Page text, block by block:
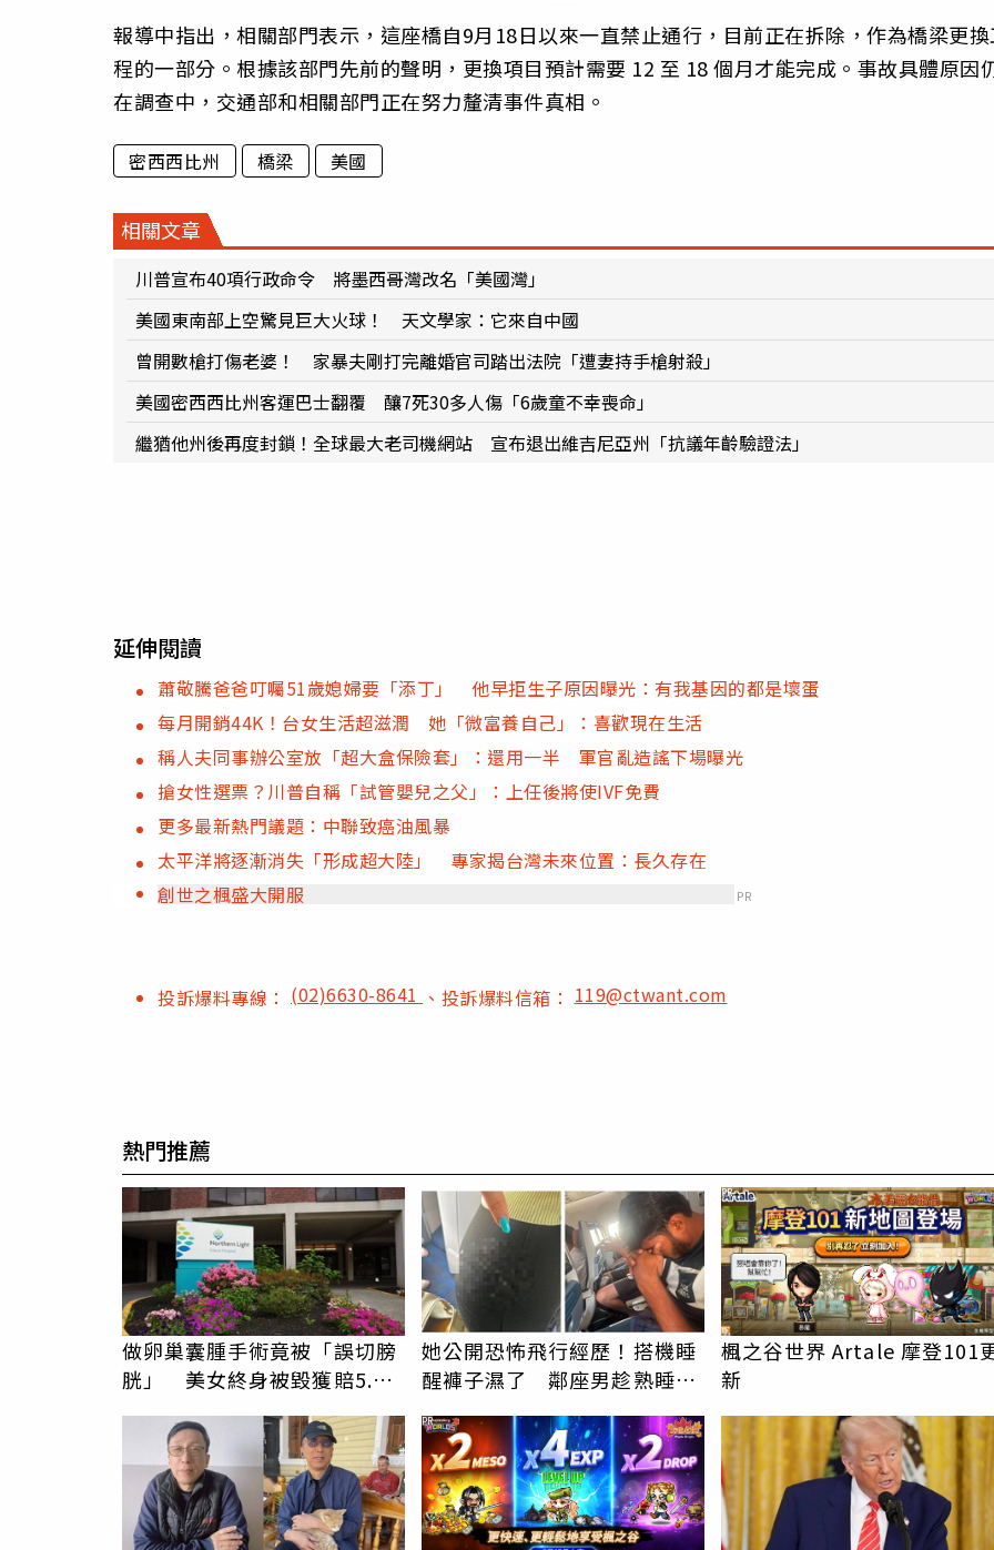
報導中指出，相關部門表示，這座橋自9月18日以來一直禁止通行，目前正在拆除，作為橋梁更
程的一部分。根據該部門先前的聲明，更換項目預計需要 12 至 18 個月才能完成。事故具體原因
在調查中，交通部和相關部門正在努力釐清事件真相。
密西西比州 橋梁 美國
相關文章
川普宣布40項行政命令 將墨西哥灣改名「美國灣」
美國東南部上空驚見巨大火球！ 天文學家：它來自中國
曾開數槍打傷老婆！ 家暴夫剛打完離婚官司踏出法院「遭妻持手槍射殺」
美國密西西比州客運巴士翻覆 釀7死30多人傷「6歲童不幸喪命」
繼猶他州後再度封鎖！全球最大老司機網站 宣布退出維吉尼亞州「抗議年齡驗證法」
延伸閱讀
蕭敬騰爸爸叮囑51歲媳婦要「添丁」 他早拒生子原因曝光：有我基因的都是壞蛋
每月開銷44K！台女生活超滋潤 她「微富養自己」：喜歡現在生活
稱人夫同事辦公室放「超大盒保險套」：還用一半 軍官亂造謠下場曝光
搶女性選票？川普自稱「試管嬰兒之父」：上任後將使IVF免費
更多最新熱門議題：中聯致癌油風暴
太平洋將逐漸消失「形成超大陸」 專家揭台灣未來位置：長久存在
創世之楓盛大開服
PR
投訴爆料專線： (02)6630-8641 、投訴爆料信箱：119@ctwant.com
熱門推薦
做卵巢囊腫手術竟被「誤切膀
胱」 美女終身被毀獲賠5.5
她公開恐怖飛行經歷！搭機睡
醒褲子濕了 鄰座男趁熟睡猥
楓之谷世界 Artale 摩登101
新
PR
PR